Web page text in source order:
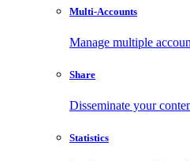
Multi-Accounts
Manage multiple
Share
Disseminate your
Statistics